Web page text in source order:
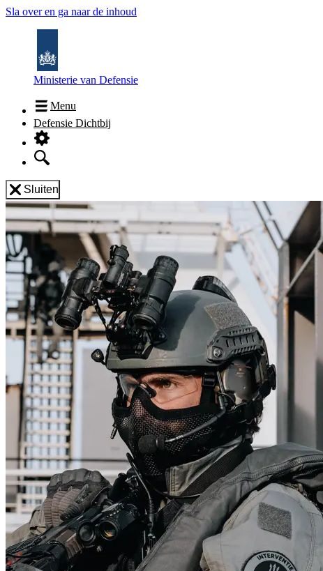
Sla over en ga naar de inhoud
Ministerie van Defensie
Menu
Defensie Dichtbij
Sluiten